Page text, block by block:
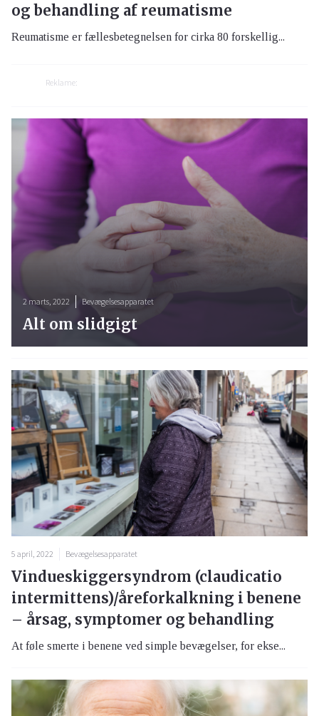
og behandling af reumatisme
Reumatisme er fællesbetegnelsen for cirka 80 forskellig...
Reklame:
5 april, 2022 Bevægelsesapparatet
Vindueskiggersyndrom (claudicatio
intermittens)/åreforkalkning i benene
– årsag, symptomer og behandling
At føle smerte i benene ved simple bevægelser, for ekse...
2 marts, 2022 Bevægelsesapparatet
Alt om slidgigt